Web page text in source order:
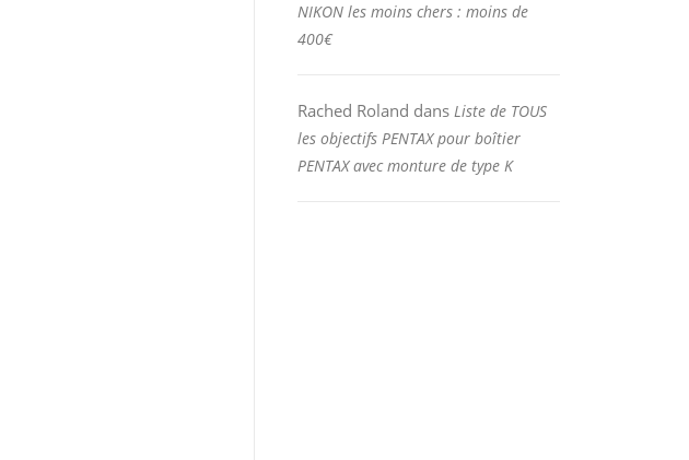
NIKON les moins chers : moins de
400€
Rached Roland dans Liste de TOUS
les objectifs PENTAX pour boîtier
PENTAX avec monture de type K